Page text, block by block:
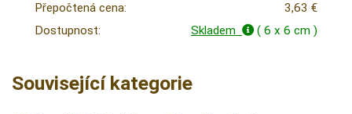
Přepočtená cena:
3,63 €
Dostupnost:
Skladem ( 6 x 6 cm )
Související kategorie